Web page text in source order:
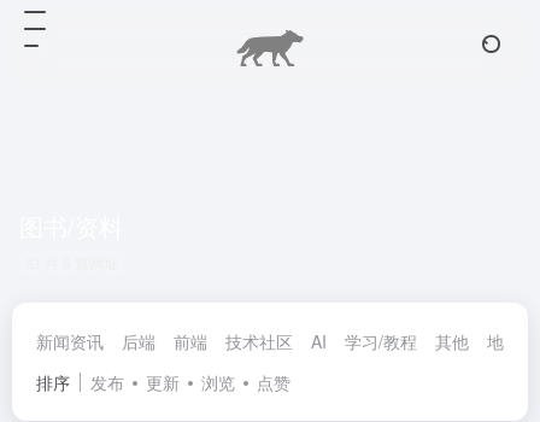
新闻资讯 后端 前端 技术社区 AI 学习/教程 其他 地图
排序
发布 更新 浏览 点赞